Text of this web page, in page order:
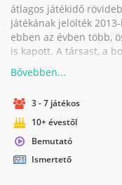
átlagos játékidő
Játékának jelölték
ebben az évben több,
is kapott. A társast, a
3 - 7 játékos
10+ évestől
Bemutató
Ismertető